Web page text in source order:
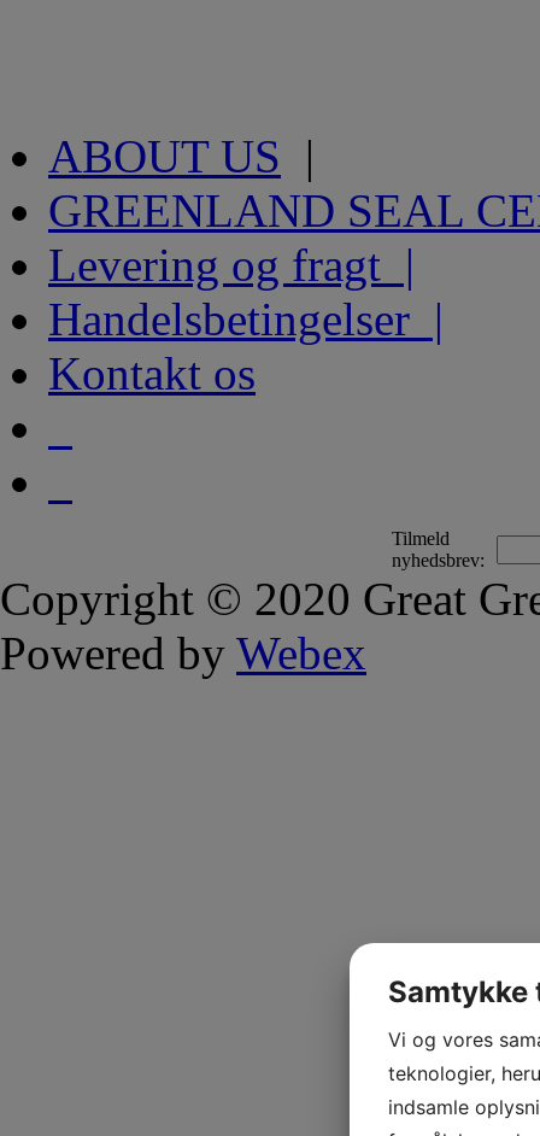
ABOUT US |
GREENLAND SEAL
Levering og fragt |
Handelsbetingelser |
Kontakt os
Tilmeld
nyhedsbrev:
Copyright © 2020 Great
Powered by Webex
Vi og vores
teknologier,
indsamle